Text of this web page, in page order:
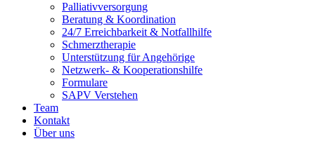
Palliativversorgung
Beratung & Koordination
24/7 Erreichbarkeit & Notfallhilfe
Schmerztherapie
Unterstützung für Angehörige
Netzwerk- & Kooperationshilfe
Formulare
SAPV Verstehen
Team
Kontakt
Über uns